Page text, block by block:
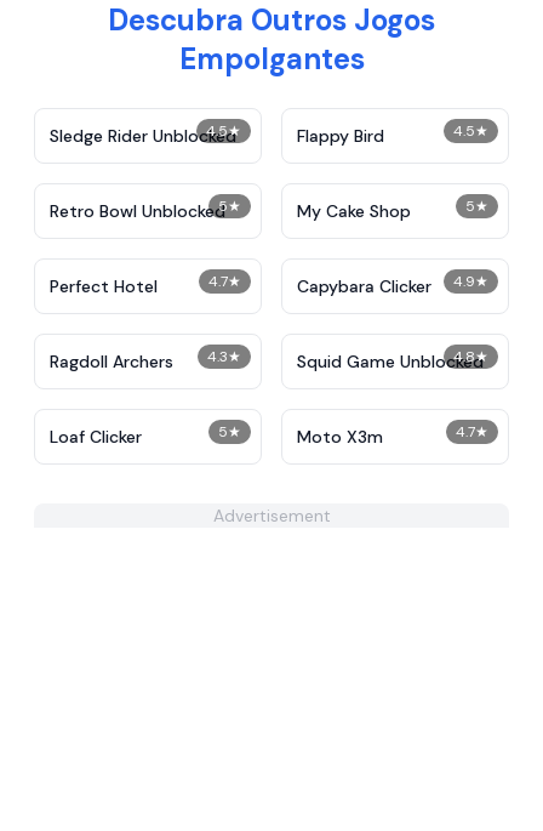
Descubra Outros Jogos
Empolgantes
4.5★
Sledge Rider Unblocked 4.5★
Flappy Bird
5★
Retro Bowl Unblocked 5★
My Cake Shop
4.7★
Perfect Hotel 4.9★
Capybara Clicker
4.3★
Ragdoll Archers 4.8★
Squid Game Unblocked
5★
Loaf Clicker 4.7★
Moto X3m
Advertisement